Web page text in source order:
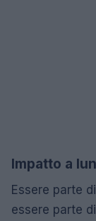
Impatto a
Essere parte
essere parte